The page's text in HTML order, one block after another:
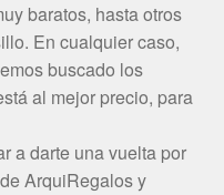
baratos, hasta otros
En cualquier caso,
buscado los
al mejor precio, para
a darte una vuelta por
ArquiRegalos y